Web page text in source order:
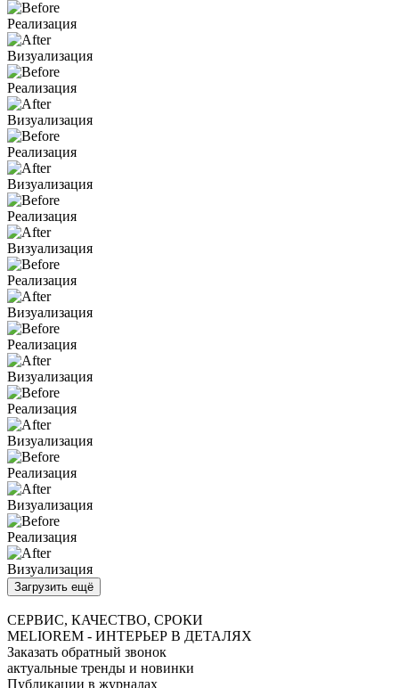
Реализация
Визуализация
Реализация
Визуализация
Реализация
Визуализация
Реализация
Визуализация
Реализация
Визуализация
Реализация
Визуализация
Реализация
Визуализация
Реализация
Визуализация
Реализация
Визуализация
Загрузить ещё
СЕРВИС, КАЧЕСТВО, СРОКИ
MELIOREM - ИНТЕРЬЕР В ДЕТАЛЯХ
Заказать обратный звонок
актуальные тренды и новинки
Публикации в журналах